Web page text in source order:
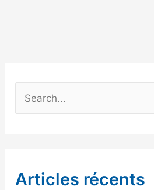
e
Articles récents